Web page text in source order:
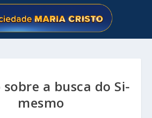
a busca do Si-
mesmo